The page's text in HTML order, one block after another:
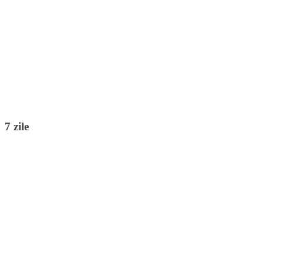
7 zile